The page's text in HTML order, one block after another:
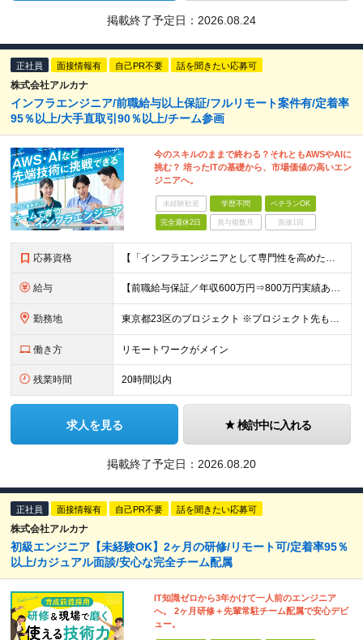
掲載終了予定日： 2026.08.24
正社員 面接情報有 自己PR不要 話を聞きたい応募可
株式会社アルカナ
インフラエンジニア/前職給与以上保証/フルリモート案件有/定着率
95％以上/大手直取引90％以上/チーム参画
今のスキルのままで終わる？それともAWSやAIに
挑む？ 培ったITの基礎から、市場価値の高いエン
ジニアへ。
未経験歓迎 学歴不問 ベテランOK
完全週休2日 賞与複数月 面接1回
応募資格 【「インフラエンジニアとして専門性を高めたい」という方を歓迎！】 ◆インフラエンジニアとしての実務経験が1年以上ある方 ┗開発経験、ヘルプデスク、テスターなど前職からキャリアチェンジしたい方も歓迎です
給与 【前職給与保証／年収600万円⇒800万円実績あり】月給27万円以上 ※経験・前職給与を考慮の上、前職給与以上を保証します ※上記金額には固定残業代（月30時間分／4万円～）を含みます。超過分は別途
勤務地 東京都23区のプロジェクト ※プロジェクト先もしくはリモートワークがメインです ※都度、ご希望をお伺いした上で決定します 【本社】 東京都渋谷区恵比寿2-28-7-101 (変更の範囲)上記を除く
働き方 リモートワークがメイン
残業時間 20時間以内
求人を見る 検討中に入れる
掲載終了予定日： 2026.08.20
正社員 面接情報有 自己PR不要 話を聞きたい応募可
株式会社アルカナ
初級エンジニア【未経験OK】2ヶ月の研修/リモート可/定着率95％
以上/カジュアル面談/安心な完全チーム配属
IT知識ゼロから3年かけて一人前のエンジニア
へ。 2ヶ月研修＋先輩常駐チーム配属で安心デビ
ュー。